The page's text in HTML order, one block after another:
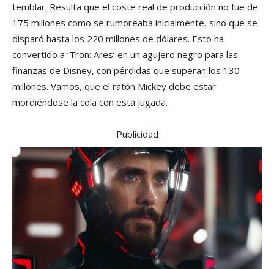
temblar. Resulta que el coste real de producción no fue de
175 millones como se rumoreaba inicialmente, sino que se
disparó hasta los 220 millones de dólares. Esto ha
convertido a ‘Tron: Ares’ en un agujero negro para las
finanzas de Disney, con pérdidas que superan los 130
millones. Vamos, que el ratón Mickey debe estar
mordiéndose la cola con esta jugada.
Publicidad